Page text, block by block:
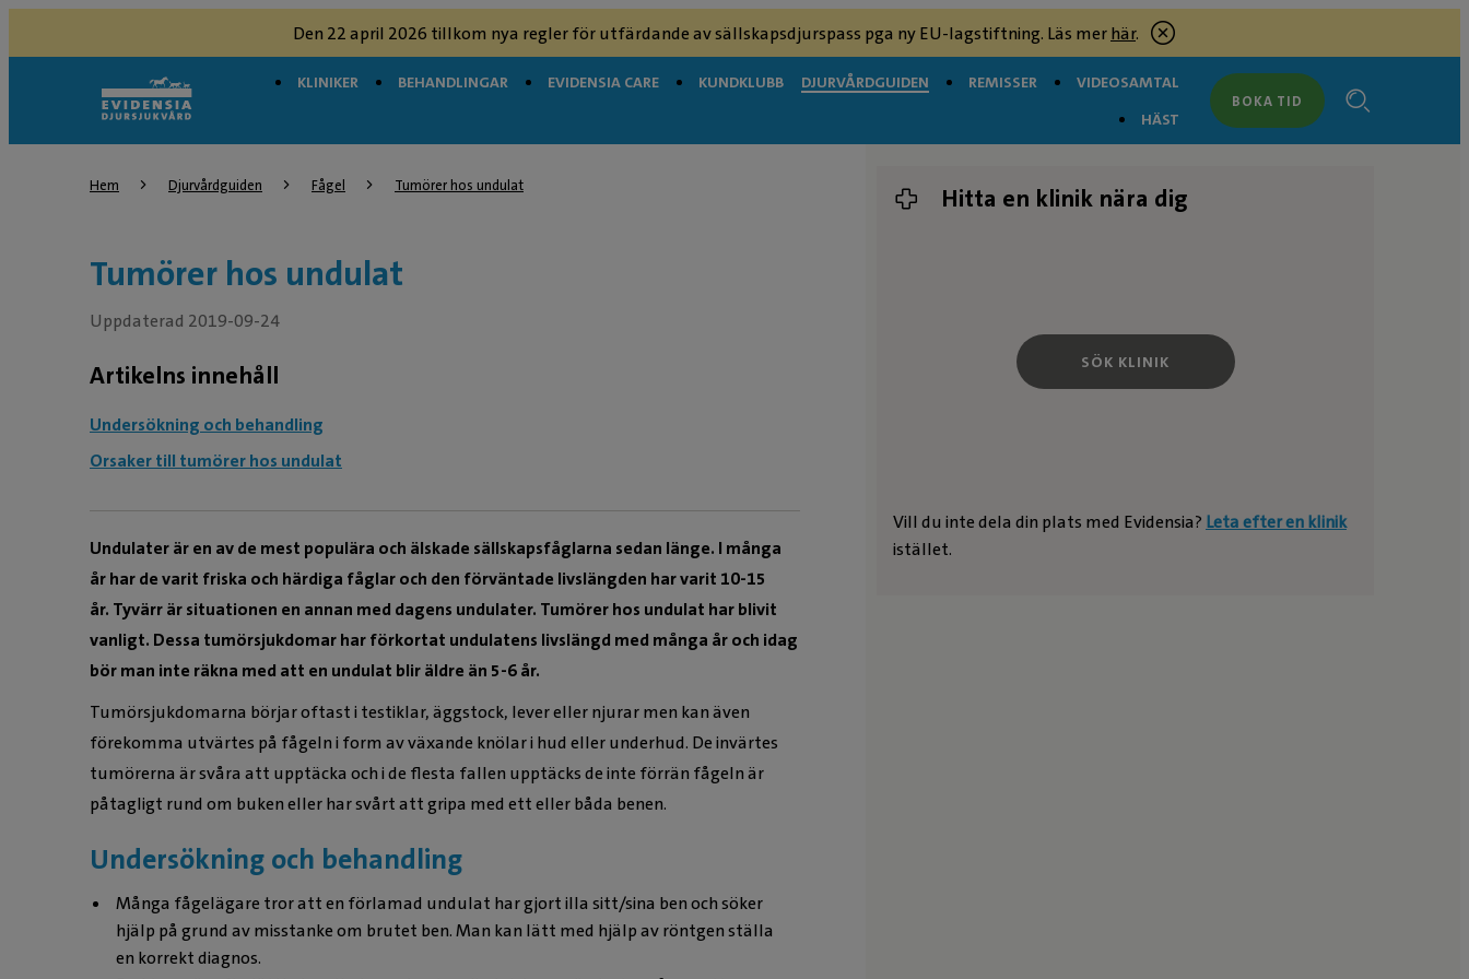
Den 22 april 2026 tillkom nya regler för utfärdande av sällskapsdjurspass pga ny EU-lagstiftning. Läs merhär.
KLINIKER BEHANDLINGAR EVIDENSIA CARE KUNDKLUBB DJURVÅRDGUIDEN REMISSER
VIDEOSAMTAL
HÄST
BOKA TID
Hem Djurvårdguiden Fågel Tumörer hos undulat
Tumörer hos undulat
Uppdaterad 2019-09-24
Artikelns innehåll
Undersökning och behandling
Orsaker till tumörer hos undulat
Undulater är en av de mest populära och älskade sällskapsfåglarna sedan länge. I många
år har de varit friska och härdiga fåglar och den förväntade livslängden har varit 10-15
år. Tyvärr är situationen en annan med dagens undulater. Tumörer hos undulat har blivit
vanligt. Dessa tumörsjukdomar har förkortat undulatens livslängd med många år och idag
bör man inte räkna med att en undulat blir äldre än 5-6 år.
Tumörsjukdomarna börjar oftast i testiklar, äggstock, lever eller njurar men kan även
förekomma utvärtes på fågeln i form av växande knölar i hud eller underhud. De invärtes
tumörerna är svåra att upptäcka och i de flesta fallen upptäcks de inte förrän fågeln är
påtagligt rund om buken eller har svårt att gripa med ett eller båda benen.
Undersökning och behandling
Många fågelägare tror att en förlamad undulat har gjort illa sitt/sina ben och söker
hjälp på grund av misstanke om brutet ben. Man kan lätt med hjälp av röntgen ställa
en korrekt diagnos.
Hitta en klinik nära dig
SÖK KLINIK
Vill du inte dela din plats med Evidensia? Leta efter en klinik
istället.